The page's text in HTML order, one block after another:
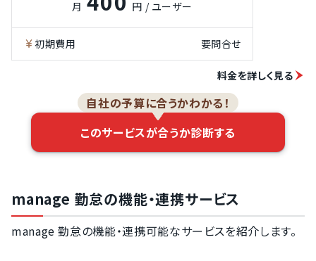
月 円 / ユーザー
初期費用 要問合せ
料金を詳しく見る
自社の予算に合うかわかる！
このサービスが合うか診断する
manage 勤怠の機能・連携サービス
manage 勤怠の機能・連携可能なサービスを紹介します。